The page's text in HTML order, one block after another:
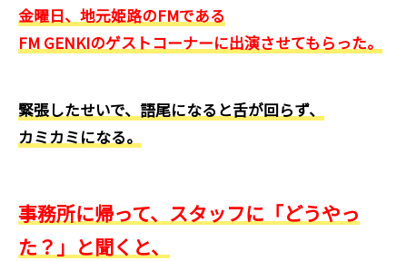
金曜日、地元姫路のFMである
FM GENKIのゲストコーナーに出演させてもらった。
緊張したせいで、語尾になると舌が回らず、
カミカミになる。
事務所に帰って、スタッフに「どうやっ
た？」と聞くと、